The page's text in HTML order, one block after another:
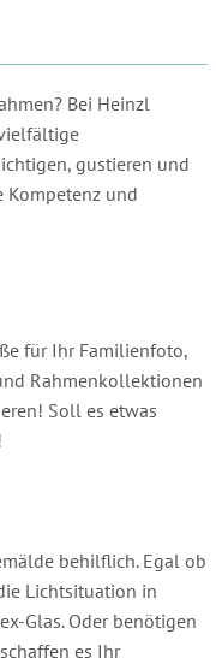
Bei Heinzl
gustieren und
Kompetenz und
für Ihr Familienfoto,
Rahmenkollektionen
Soll es etwas
behilflich. Egal ob
Lichtsituation in
Glas. Oder benötigen
es Ihr